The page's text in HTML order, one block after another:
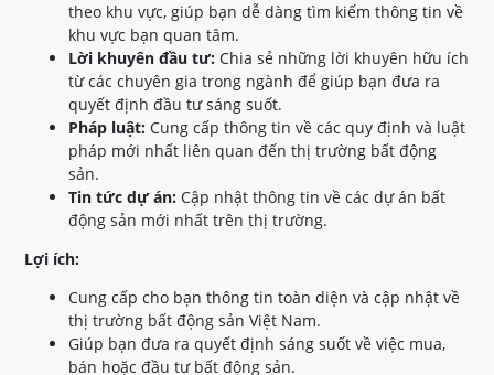
theo khu vực, giúp bạn dễ dàng tìm kiếm thông tin về
khu vực bạn quan tâm.
Lời khuyên đầu tư: Chia sẻ những lời khuyên hữu ích
từ các chuyên gia trong ngành để giúp bạn đưa ra
quyết định đầu tư sáng suốt.
Pháp luật: Cung cấp thông tin về các quy định và luật
pháp mới nhất liên quan đến thị trường bất động
sản.
Tin tức dự án: Cập nhật thông tin về các dự án bất
động sản mới nhất trên thị trường.
Lợi ích:
Cung cấp cho bạn thông tin toàn diện và cập nhật về
thị trường bất động sản Việt Nam.
Giúp bạn đưa ra quyết định sáng suốt về việc mua,
bán hoặc đầu tư bất động sản.